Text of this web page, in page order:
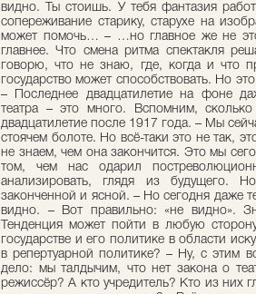
видно. Ты стоишь. У тебя фантазия
сопереживание старику, старухе на
может помочь… – …но главное же не
главнее. Что смена ритма спектакля
говорю, что не знаю, где, когда и что
государство может способствовать. Но
– Последнее двадцатилетие на фоне
театра – это много. Вспомним,
двадцатилетие после 1917 года. – Мы
стоячем болоте. Но всё-таки это не так,
не знаем, чем она закончится. Это мы
том, чем нас одарил
анализировать, глядя из будущего.
законченной и ясной. – Но сегодня даже
видно. – Вот правильно: «не видно».
Тенденция может пойти в любую
государстве и его политике в области
в репертуарной политике? – Ну, с этим
дело: мы талдычим, что нет закона о
режиссёр? А кто учредитель? Кто из них